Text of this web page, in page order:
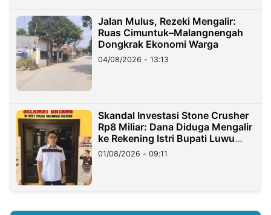
Jalan Mulus, Rezeki Mengalir:
Ruas Cimuntuk–Malangnengah
Dongkrak Ekonomi Warga
04/08/2026 - 13:13
Skandal Investasi Stone Crusher
Rp8 Miliar: Dana Diduga Mengalir
ke Rekening Istri Bupati Luwu
Timur
01/08/2026 - 09:11